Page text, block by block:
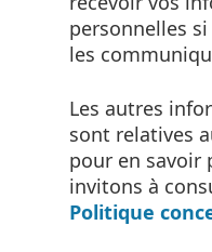
personnelles
les
Les autres
sont relatives
pour en savoir
invitons à
Politique